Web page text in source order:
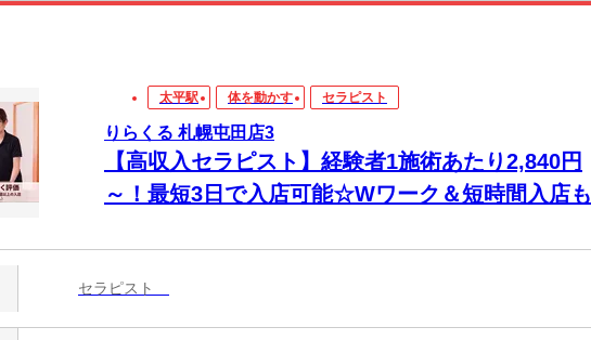
太平駅 体を動かす セラピスト
りらくる 札幌屯田店3
【高収入セラピスト】経験者1施術あたり2,840円
～！最短3日で入店可能☆Wワーク＆短時間入店も
セラピスト